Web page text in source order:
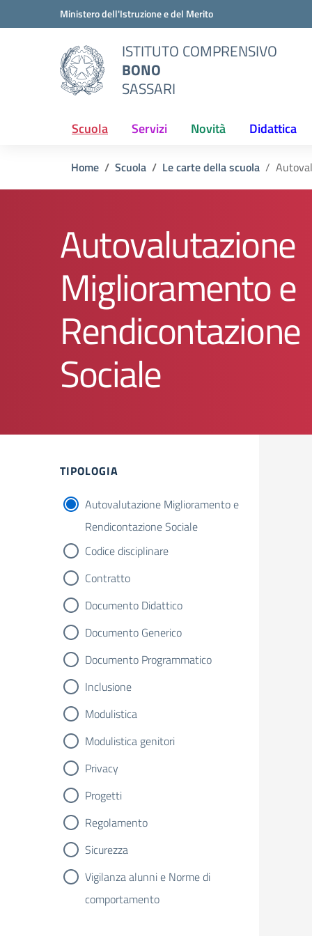
Vai ai contenuti
Vai al menu di navigazioneMinistero dell'Istruzione e del Merito
ISTITUTO COMPRENSIVO
BONO
SASSARI
Scuola Servizi Novità Didattica
Home Scuola Le carte della scuola
Autovalutazione
Miglioramento e
Rendicontazione
Sociale
Filtri
TIPOLOGIA
Autovalutazione Miglioramento e
Rendicontazione Sociale
Codice disciplinare
Contratto
Documento Didattico
Documento Generico
Documento Programmatico
Inclusione
Modulistica
Modulistica genitori
Privacy
Progetti
Regolamento
Sicurezza
Vigilanza alunni e Norme di
comportamento